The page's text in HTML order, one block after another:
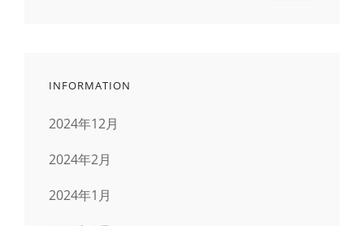
INFORMATION
2024年12月
2024年2月
2024年1月